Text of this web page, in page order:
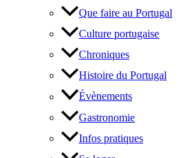
Que faire au Portugal
Culture portugaise
Chroniques
Histoire du Portugal
Évènements
Gastronomie
Infos pratiques